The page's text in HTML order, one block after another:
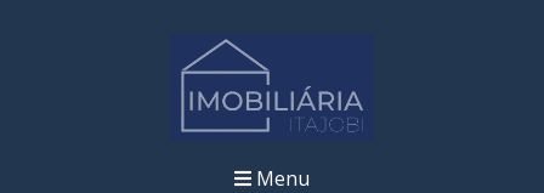
Menu